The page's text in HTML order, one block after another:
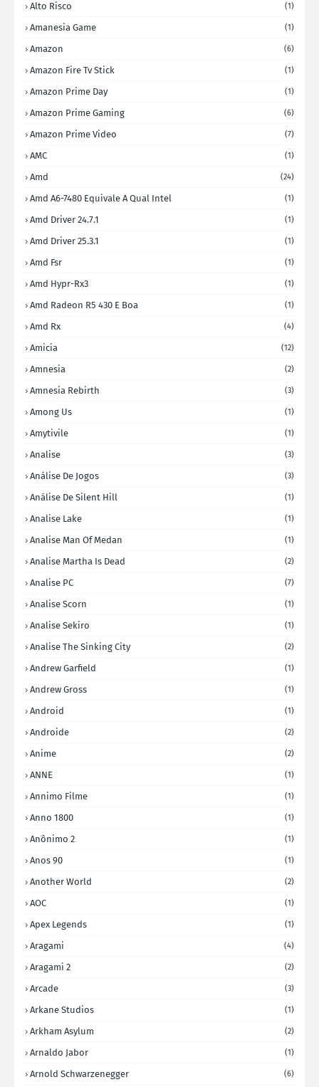
Alto Risco (1)
Amanesia Game (1)
Amazon (6)
Amazon Fire Tv Stick (1)
Amazon Prime Day (1)
Amazon Prime Gaming (6)
Amazon Prime Video (7)
AMC (1)
Amd (24)
Amd A6-7480 Equivale A Qual Intel (1)
Amd Driver 24.7.1 (1)
Amd Driver 25.3.1 (1)
Amd Fsr (1)
Amd Hypr-Rx3 (1)
Amd Radeon R5 430 E Boa (1)
Amd Rx (4)
Amicia (12)
Amnesia (2)
Amnesia Rebirth (3)
Among Us (1)
Amytivile (1)
Analise (3)
Análise De Jogos (3)
Análise De Silent Hill (1)
Analise Lake (1)
Analise Man Of Medan (1)
Analise Martha Is Dead (2)
Analise PC (7)
Analise Scorn (1)
Analise Sekiro (1)
Analise The Sinking City (2)
Andrew Garfield (1)
Andrew Gross (1)
Android (1)
Androide (2)
Anime (2)
ANNE (1)
Annimo Filme (1)
Anno 1800 (1)
Anônimo 2 (1)
Anos 90 (1)
Another World (2)
AOC (1)
Apex Legends (1)
Aragami (4)
Aragami 2 (2)
Arcade (3)
Arkane Studios (1)
Arkham Asylum (2)
Arnaldo Jabor (1)
Arnold Schwarzenegger (6)